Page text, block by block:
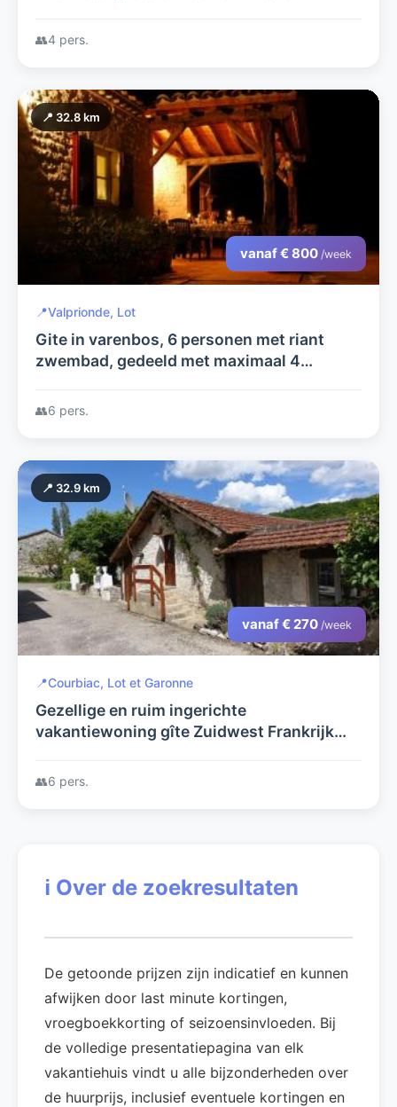
👥4 pers.
📍 32.8 km
vanaf € 800 /week
📍Valprionde, Lot
Gite in varenbos, 6 personen met riant
zwembad, gedeeld met maximaal 4
👥6 pers.
📍 32.9 km
vanaf € 270 /week
📍Courbiac, Lot et Garonne
Gezellige en ruim ingerichte
vakantiewoning gîte Zuidwest Frankrijk
omgeving
👥6 pers.
ℹ️ Over de zoekresultaten
De getoonde prijzen zijn indicatief en kunnen
afwijken door last minute kortingen,
vroegboekkorting of seizoensinvloeden. Bij
de volledige presentatiepagina van elk
vakantiehuis vindt u alle bijzonderheden over
de huurprijs, inclusief eventuele kortingen en